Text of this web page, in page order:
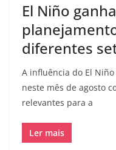
El Niño
diferentes
A influência do El
neste mês de agosto
relevantes para a
Ler mais